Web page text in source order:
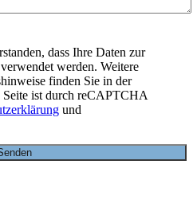
dass Ihre Daten zur
werden. Weitere
finden Sie in der
Seite ist durch reCAPTCHA
und